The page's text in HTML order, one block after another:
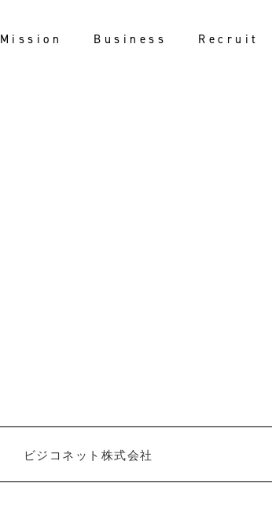
Mission Business Recruit
ビジコネット株式会社